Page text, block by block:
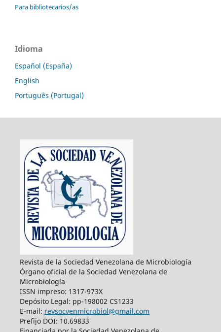
Para bibliotecarios/as
Idioma
Español (España)
English
Português (Portugal)
Revista de la Sociedad Venezolana de Microbiología
Órgano oficial de la Sociedad Venezolana de
Microbiología
ISSN impreso: 1317-973X
Depósito Legal: pp-198002 CS1233
E-mail: revsocvenmicrobiol@gmail.com
Prefijo DOI: 10.69833